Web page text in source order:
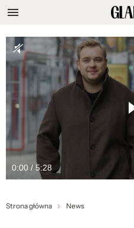
0:00 / 5:28
Strona główna News